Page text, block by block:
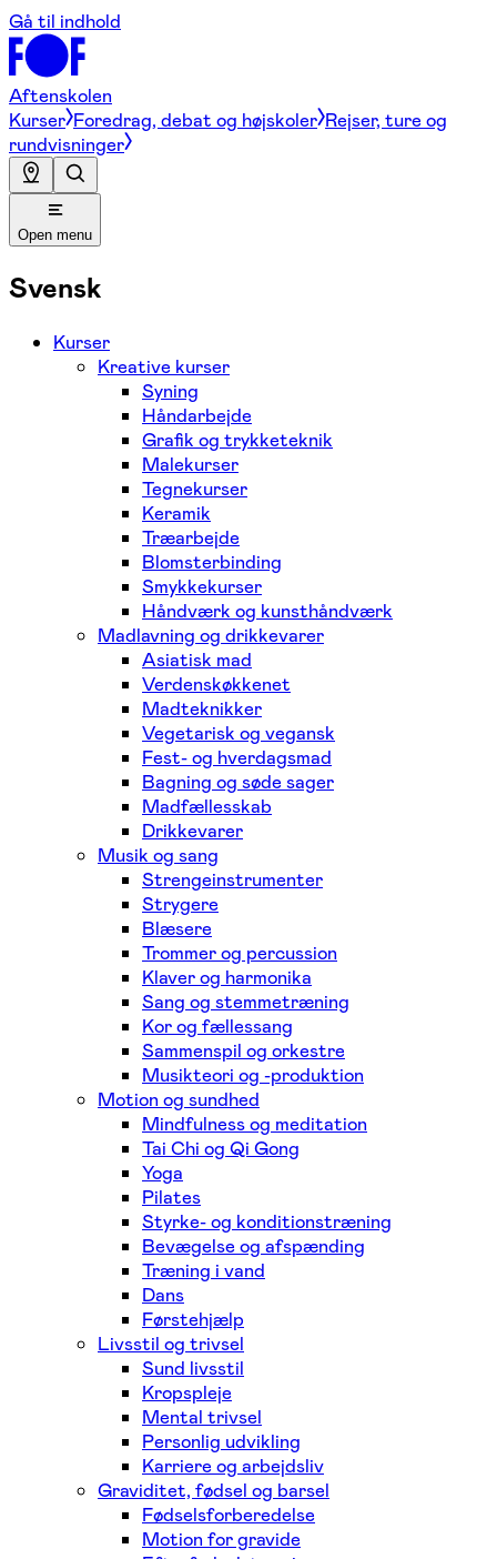
Gå til indhold
Aftenskolen
Kurser Foredrag, debat og højskoler Rejser, ture og
rundvisninger
Open menu
Svensk
Kurser
Kreative kurser
Syning
Håndarbejde
Grafik og trykketeknik
Malekurser
Tegnekurser
Keramik
Træarbejde
Blomsterbinding
Smykkekurser
Håndværk og kunsthåndværk
Madlavning og drikkevarer
Asiatisk mad
Verdenskøkkenet
Madteknikker
Vegetarisk og vegansk
Fest- og hverdagsmad
Bagning og søde sager
Madfællesskab
Drikkevarer
Musik og sang
Strengeinstrumenter
Strygere
Blæsere
Trommer og percussion
Klaver og harmonika
Sang og stemmetræning
Kor og fællessang
Sammenspil og orkestre
Musikteori og -produktion
Motion og sundhed
Mindfulness og meditation
Tai Chi og Qi Gong
Yoga
Pilates
Styrke- og konditionstræning
Bevægelse og afspænding
Træning i vand
Dans
Førstehjælp
Livsstil og trivsel
Sund livsstil
Kropspleje
Mental trivsel
Personlig udvikling
Karriere og arbejdsliv
Graviditet, fødsel og barsel
Fødselsforberedelse
Motion for gravide